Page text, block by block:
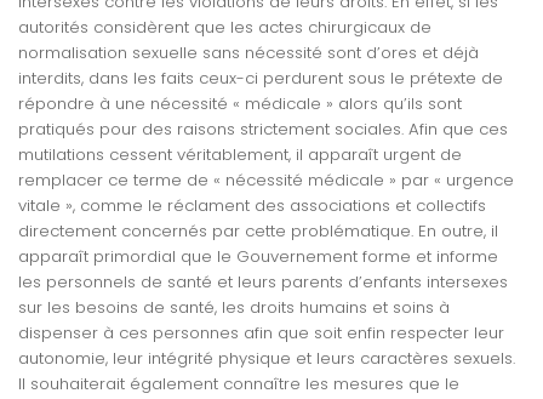
autorités considèrent que les actes chirurgicaux de
normalisation sexuelle sans nécessité sont d’ores et déjà
interdits, dans les faits ceux-ci perdurent sous le prétexte de
répondre à une nécessité « médicale » alors qu’ils sont
pratiqués pour des raisons strictement sociales. Afin que ces
mutilations cessent véritablement, il apparaît urgent de
remplacer ce terme de « nécessité médicale » par « urgence
vitale », comme le réclament des associations et collectifs
directement concernés par cette problématique. En outre, il
apparaît primordial que le Gouvernement forme et informe
les personnels de santé et leurs parents d’enfants intersexes
sur les besoins de santé, les droits humains et soins à
dispenser à ces personnes afin que soit enfin respecter leur
autonomie, leur intégrité physique et leurs caractères sexuels.
Il souhaiterait également connaître les mesures que le